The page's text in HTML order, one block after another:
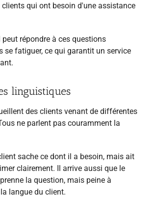
qui ont besoin d'une assistance
peut répondre à ces questions
se fatiguer, ce qui garantit un service
linguistiques
des clients venant de différentes
ne parlent pas couramment la
sache ce dont il a besoin, mais ait
clairement. Il arrive aussi que le
la question, mais peine à
langue du client.